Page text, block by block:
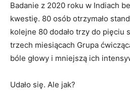
Badanie z 2020 roku w Indiach
kwestię. 80 osób otrzymało
kolejne 80 dodało trzy do pięciu
trzech miesiącach Grupa
bóle głowy i mniejszą ich
Udało się. Ale jak?